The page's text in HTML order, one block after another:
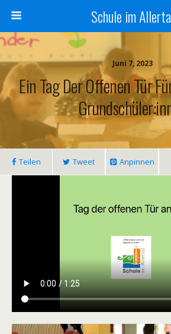
Schule im
Juni 7, 2023
Ein Tag Der Offenen Tür
Teilen Tweet Anpinnen